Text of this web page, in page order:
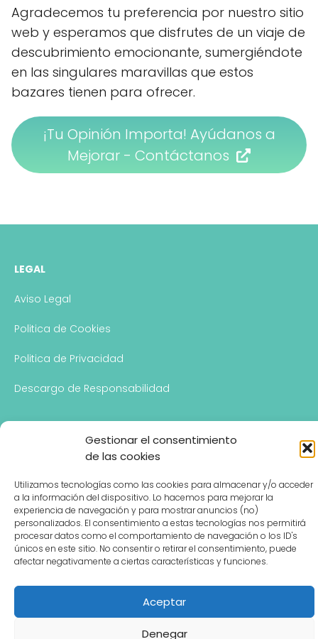
Gestionar el consentimiento
de las cookies
Utilizamos tecnologías como las cookies para almacenar y/o acceder
a la información del dispositivo. Lo hacemos para mejorar la
experiencia de navegación y para mostrar anuncios (no)
personalizados. El consentimiento a estas tecnologías nos permitirá
procesar datos como el comportamiento de navegación o los ID's
únicos en este sitio. No consentir o retirar el consentimiento, puede
afectar negativamente a ciertas características y funciones.
Aceptar
Denegar
Agradecemos tu preferencia por nuestro sitio
web y esperamos que disfrutes de un viaje de
descubrimiento emocionante, sumergiéndote
en las singulares maravillas que estos
bazares tienen para ofrecer.
¡Tu Opinión Importa! Ayúdanos a
Mejorar - Contáctanos
LEGAL
Aviso Legal
Politica de Cookies
Politica de Privacidad
Descargo de Responsabilidad